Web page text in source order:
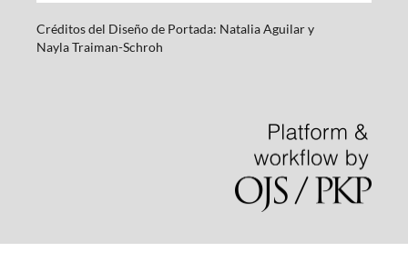
Créditos del Diseño de Portada: Natalia Aguilar y
NaylaTraiman-Schroh